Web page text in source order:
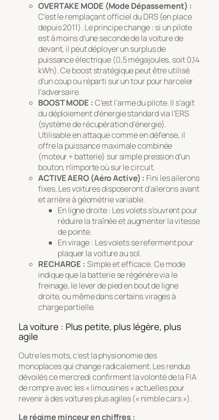
OVERTAKE MODE (Mode Dépassement) :
C’est le remplaçant officiel du DRS (en place
depuis 2011). Le principe change : si un pilote
est à moins d’une seconde de la voiture de
devant, il peut déployer un surplus de
puissance électrique (0,5 mégajoules, soit 0,14
kWh). Ce boost stratégique peut être utilisé
d’un coup ou réparti sur un tour pour harceler
l’adversaire.
BOOST MODE : C’est l’arme du pilote. Il s’agit
du déploiement d’énergie standard via l’ERS
(système de récupération d’énergie).
Utilisable en attaque comme en défense, il
offre la puissance maximale combinée
(moteur + batterie) sur simple pression d’un
bouton, n’importe où sur le circuit.
ACTIVE AERO (Aéro Active) : Fini les ailerons
fixes. Les voitures disposeront d’ailerons avant
et arrière à géométrie variable.
En ligne droite : Les volets s’ouvrent pour
réduire la traînée et augmenter la vitesse
de pointe.
En virage : Les volets se referment pour
plaquer la voiture au sol.
RECHARGE : Simple et efficace. Ce mode
indique que la batterie se régénère via le
freinage, le lever de pied en bout de ligne
droite, ou même dans certains virages à
charge partielle.
La voiture : Plus petite, plus légère, plus
agile
Outre les mots, c’est la physionomie des
monoplaces qui change radicalement. Les rendus
dévoilés ce mercredi confirment la volonté de la FIA
de rompre avec les « limousines » actuelles pour
revenir à des voitures plus agiles (« nimble cars »).
Le régime minceur en chiffres :